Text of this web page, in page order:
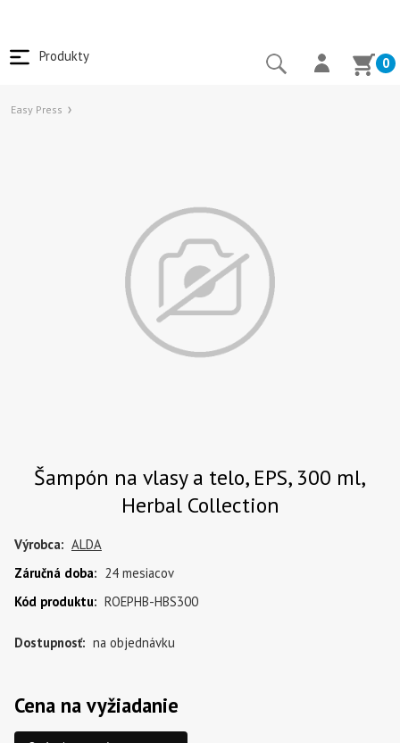
Produkty 0
Easy Press
Šampón na vlasy a telo, EPS, 300 ml,
Herbal Collection
Výrobca: ALDA
Záručná doba: 24 mesiacov
Kód produktu: ROEPHB-HBS300
Dostupnosť: na objednávku
Cena na vyžiadanie